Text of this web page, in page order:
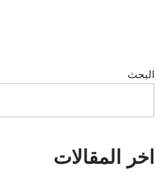
البحث
اخر المقالات